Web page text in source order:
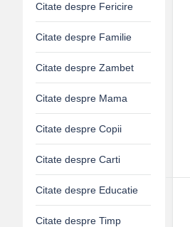
Citate despre Fericire
Citate despre Familie
Citate despre Zambet
Citate despre Mama
Citate despre Copii
Citate despre Carti
Citate despre Educatie
Citate despre Timp